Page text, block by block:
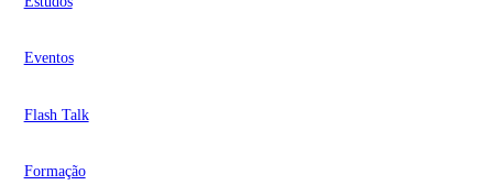
Eventos
Flash Talk
Formação